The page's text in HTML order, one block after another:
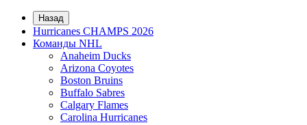
Назад
Hurricanes CHAMPS 2026
Команды NHL
Anaheim Ducks
Arizona Coyotes
Boston Bruins
Buffalo Sabres
Calgary Flames
Carolina Hurricanes